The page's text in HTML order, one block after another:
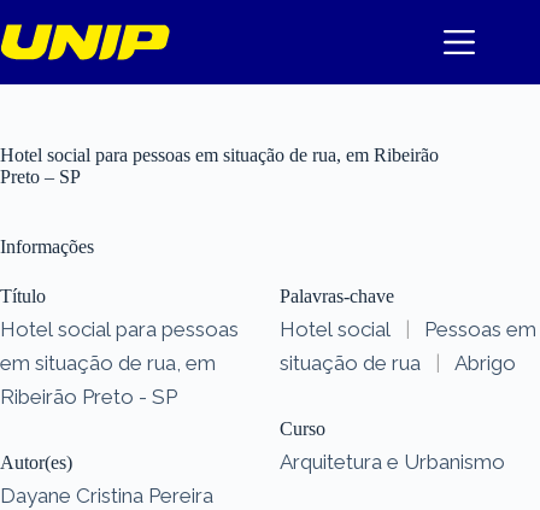
para
o
Hotel social para pessoas em situação de rua, em Ribeirão
Preto – SP
Informações
Título
Hotel social para pessoas
em situação de rua, em
Ribeirão Preto - SP
Autor(es)
Dayane Cristina Pereira
Palavras-chave
Hotel social |
Pessoas em
situação de rua
| Abrigo
Curso
Arquitetura e Urbanismo